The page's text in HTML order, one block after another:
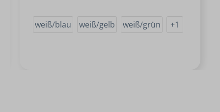
weiß/blau weiß/gelb weiß/grün +1